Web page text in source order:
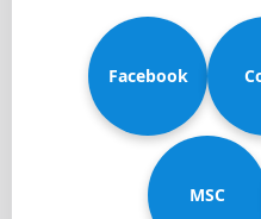
Facebook
MSC